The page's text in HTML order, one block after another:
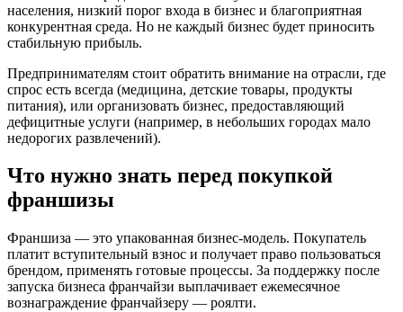
населения, низкий порог входа в бизнес и благоприятная
конкурентная среда. Но не каждый бизнес будет приносить
стабильную прибыль.
Предпринимателям стоит обратить внимание на отрасли, где
спрос есть всегда (медицина, детские товары, продукты
питания), или организовать бизнес, предоставляющий
дефицитные услуги (например, в небольших городах мало
недорогих развлечений).
Что нужно знать перед покупкой
франшизы
Франшиза — это упакованная бизнес-модель. Покупатель
платит вступительный взнос и получает право пользоваться
брендом, применять готовые процессы. За поддержку после
запуска бизнеса франчайзи выплачивает ежемесячное
вознаграждение франчайзеру — роялти.